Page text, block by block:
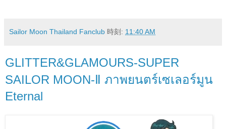
Sailor Moon Thailand Fanclub 時刻: 11:40 AM
GLITTER&GLAMOURS-SUPER
SAILOR MOON-Ⅱ ภาพยนตร์เซเลอร์มูน
Eternal